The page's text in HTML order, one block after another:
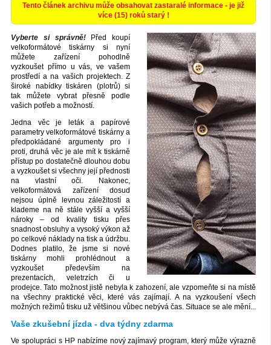
Tento článek archivu může obsahovat zastaralé informace - je již
více (15) roků starý !
Vyberte si správně!Před koupí
velkoformátové tiskárny si nyní
můžete zařízení pohodlně
vyzkoušet přímo u vás, ve vašem
prostředí a na vašich projektech. Z
široké nabídky tiskáren (plotrů) si
tak můžete vybrat přesně podle
vašich potřeb a možností.
Jedna věc je leták a papírové
parametry velkoformátové tiskárny a
předpokládané argumenty pro i
proti, druhá věc je ale mít k tiskárně
přístup po dostatečně dlouhou dobu
a vyzkoušet si všechny její přednosti
na vlastní oči. Nakonec,
velkoformátová zařízení dosud
nejsou úplně levnou záležitostí a
klademe na ně stále vyšší a vyšší
nároky – od kvality tisku přes
snadnost obsluhy a vysoký výkon až
po celkové náklady na tisk a údržbu.
Dodnes platilo, že jsme si nové
tiskárny mohli prohlédnout a
vyzkoušet především na
prezentacích, veletrzích či u
prodejce. Tato možnost jistě nebyla k zahození, ale vzpomeňte si na místě
na všechny praktické věci, které vás zajímají. A na vyzkoušení všech
možných režimů tisku už většinou vůbec nebývá čas. Situace se ale mění...
Vaše zkušební jízda - dva týdny zdarma
Ve spolupráci s HP nabízíme nový zajímavý program, který může výrazně